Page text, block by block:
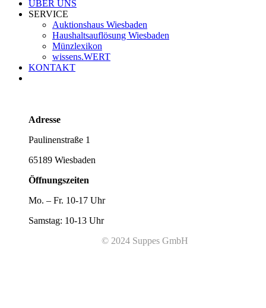
ÜBER UNS
SERVICE
Auktionshaus Wiesbaden
Haushaltsauflösung Wiesbaden
Münzlexikon
wissens.WERT
KONTAKT
Adresse
Paulinenstraße 1
65189 Wiesbaden
Öffnungszeiten
Mo. – Fr. 10-17 Uhr
Samstag: 10-13 Uhr
© 2024 Suppes GmbH